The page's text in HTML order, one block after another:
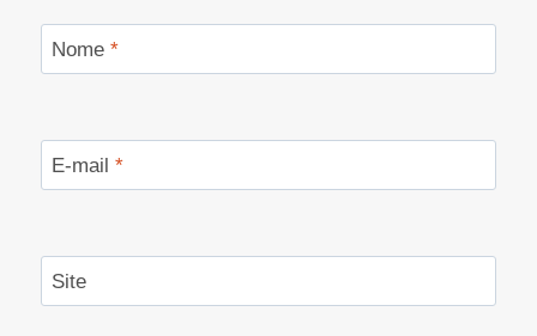
Nome *
E-mail *
Site